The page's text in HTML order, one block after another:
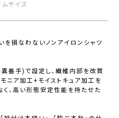
ムサイズ
を損なわないノンアイロンシャツ
手)で設定し、繊維内部を改質
ニア加工+モイストキュア加工を
く、高い形態安定性能を持たせた